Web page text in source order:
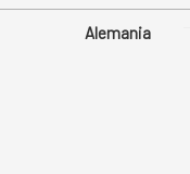
Alemania